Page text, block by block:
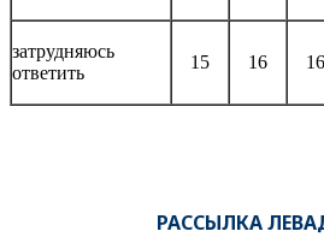
затрудняюсь
ответить
15 16 16
РАССЫЛКА